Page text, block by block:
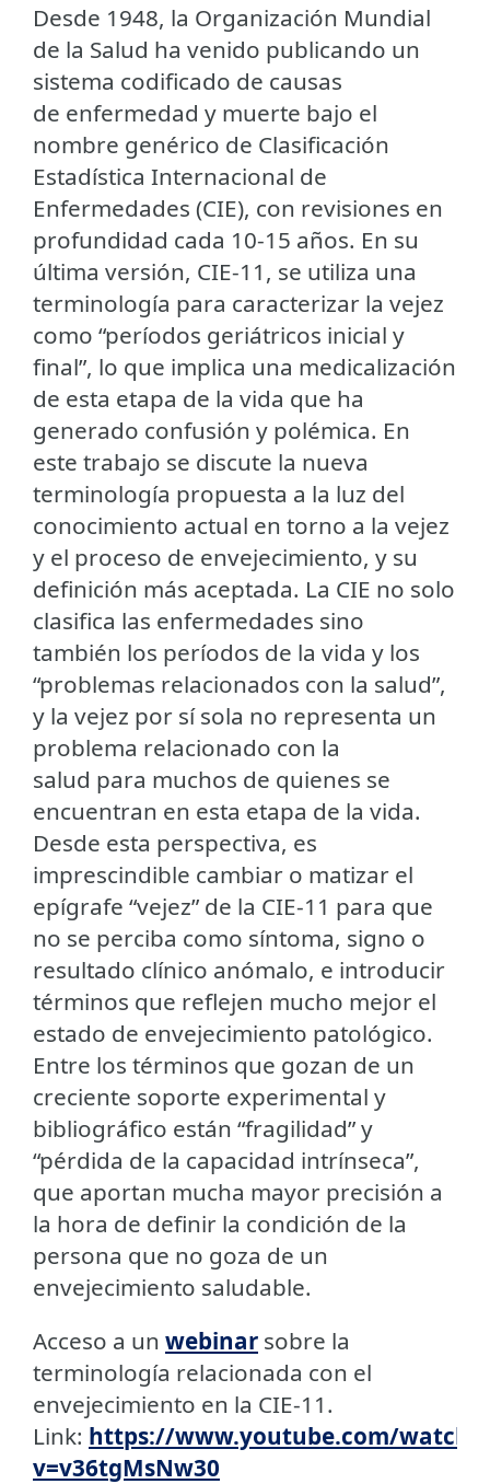
Desde 1948, la Organización Mundial
de la Salud ha venido publicando un
sistema codificado de causas
de enfermedad y muerte bajo el
nombre genérico de Clasificación
Estadística Internacional de
Enfermedades (CIE), con revisiones en
profundidad cada 10-15 años. En su
última versión, CIE-11, se utiliza una
terminología para caracterizar la vejez
como “períodos geriátricos inicial y
final”, lo que implica una medicalización
de esta etapa de la vida que ha
generado confusión y polémica. En
este trabajo se discute la nueva
terminología propuesta a la luz del
conocimiento actual en torno a la vejez
y el proceso de envejecimiento, y su
definición más aceptada. La CIE no solo
clasifica las enfermedades sino
también los períodos de la vida y los
“problemas relacionados con la salud”,
y la vejez por sí sola no representa un
problema relacionado con la
salud para muchos de quienes se
encuentran en esta etapa de la vida.
Desde esta perspectiva, es
imprescindible cambiar o matizar el
epígrafe “vejez” de la CIE-11 para que
no se perciba como síntoma, signo o
resultado clínico anómalo, e introducir
términos que reflejen mucho mejor el
estado de envejecimiento patológico.
Entre los términos que gozan de un
creciente soporte experimental y
bibliográfico están “fragilidad” y
“pérdida de la capacidad intrínseca”,
que aportan mucha mayor precisión a
la hora de definir la condición de la
persona que no goza de un
envejecimiento saludable.
Acceso a un webinar sobre la
terminología relacionada con el
envejecimiento en la CIE-11.
Link: https://www.youtube.com/watch?
v=v36tgMsNw30